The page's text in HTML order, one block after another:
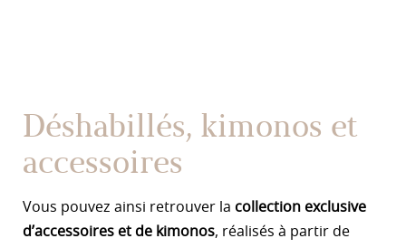
Déshabillés, kimonos et
accessoires
Vous pouvez ainsi retrouver la collection exclusive
d’accessoires et de kimonos, réalisés à partir de